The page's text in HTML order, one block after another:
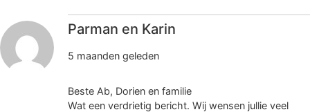
Parman en Karin
5 maanden geleden
Beste Ab, Dorien en familie
Wat een verdrietig bericht. Wij wensen jullie veel